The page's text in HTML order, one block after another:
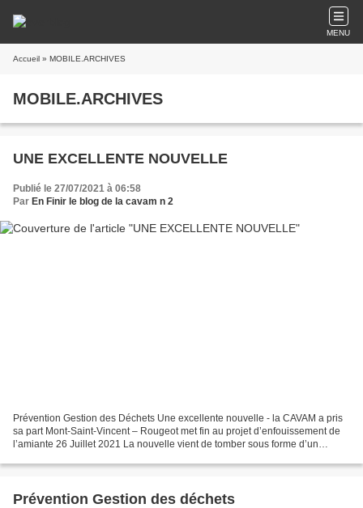
MENU
Accueil » MOBILE.ARCHIVES
MOBILE.ARCHIVES
UNE EXCELLENTE NOUVELLE
Publié le 27/07/2021 à 06:58
Par En Finir le blog de la cavam n 2
Prévention Gestion des Déchets Une excellente nouvelle - la CAVAM a pris
sa part Mont-Saint-Vincent – Rougeot met fin au projet d’enfouissement de
l’amiante 26 Juillet 2021 La nouvelle vient de tomber sous forme d’un
Prévention Gestion des déchets